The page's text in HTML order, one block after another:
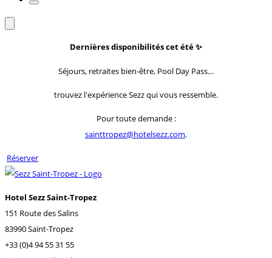
Dernières disponibilités cet été ✨
Séjours, retraites bien-être, Pool Day Pass…
trouvez l'expérience Sezz qui vous ressemble.
Pour toute demande :
sainttropez@hotelsezz.com.
Réserver
Hotel Sezz Saint-Tropez
151 Route des Salins
83990 Saint-Tropez
+33 (0)4 94 55 31 55